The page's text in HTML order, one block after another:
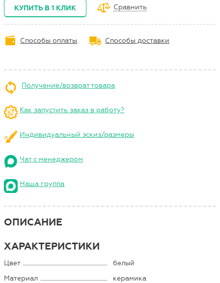
КУПИТЬ В 1 КЛИК Сравнить
Способы оплаты Способы доставки
Получение/возврат товара
Как запустить заказ в работу?
Индивидуальный эскиз/размеры
Чат с менеджером
Наша группа
ОПИСАНИЕ
ХАРАКТЕРИСТИКИ
Цвет
белый
Материал
керамика